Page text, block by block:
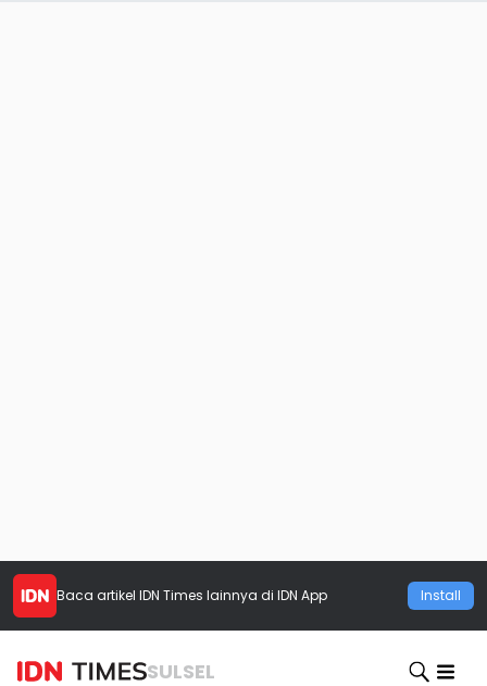
Baca artikel IDN Times lainnya di IDN App Install
SULSEL